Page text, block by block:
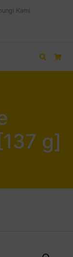
Kami
Search
g]